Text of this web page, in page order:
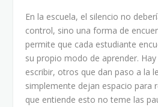
En la escuela, el silencio no
control, sino una forma de
permite que cada estudiante
su propio modo de aprender.
escribir, otros que dan paso a la
simplemente dejan espacio para
que entiende esto no teme las